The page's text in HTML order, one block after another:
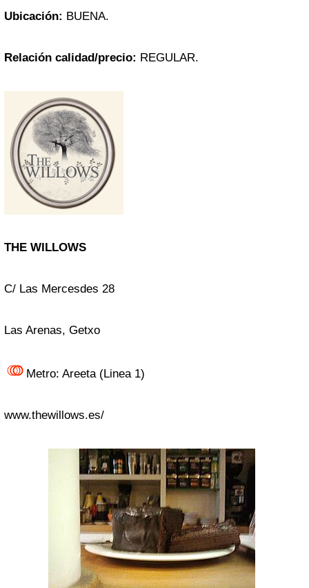
Ubicación: BUENA.
Relación calidad/precio: REGULAR.
THE WILLOWS
C/ Las Mercesdes 28
Las Arenas, Getxo
Metro: Areeta (Linea 1)
www.thewillows.es/